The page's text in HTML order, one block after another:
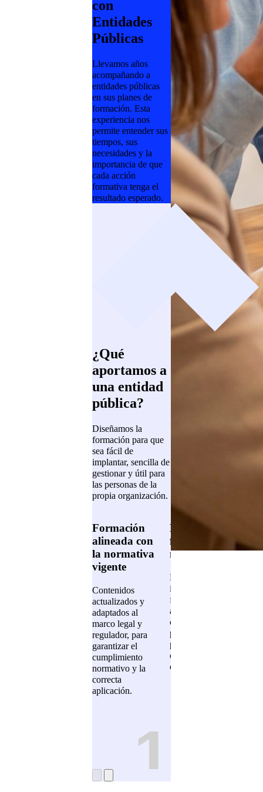
con
Entidades
Públicas
Llevamos años
acompañando a
entidades públicas
en sus planes de
formación. Esta
experiencia nos
permite entender sus
tiempos, sus
necesidades y la
importancia de que
cada acción
formativa tenga el
resultado esperado.
¿Qué
aportamos a
una entidad
pública?
Diseñamos la
formación para que
sea fácil de
implantar, sencilla de
gestionar y útil para
las personas de la
propia organización.
Formación
alineada con
la normativa
vigente
Contenidos
actualizados y
adaptados al
marco legal y
regulador, para
garantizar el
cumplimiento
normativo y la
correcta
aplicación.
1
Planes
formativos a
medida
Diseñamos
itinerarios
formativos
ajustados a las
competencias,
perfiles
profesionales y
objetivos de cada
entidad pública.
y